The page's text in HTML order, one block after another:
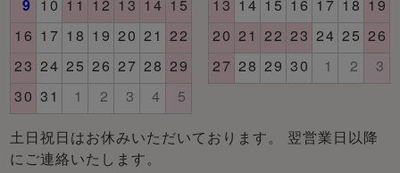
土日祝日はお休みいただいております。 翌営業日以降
にご連絡いたします。